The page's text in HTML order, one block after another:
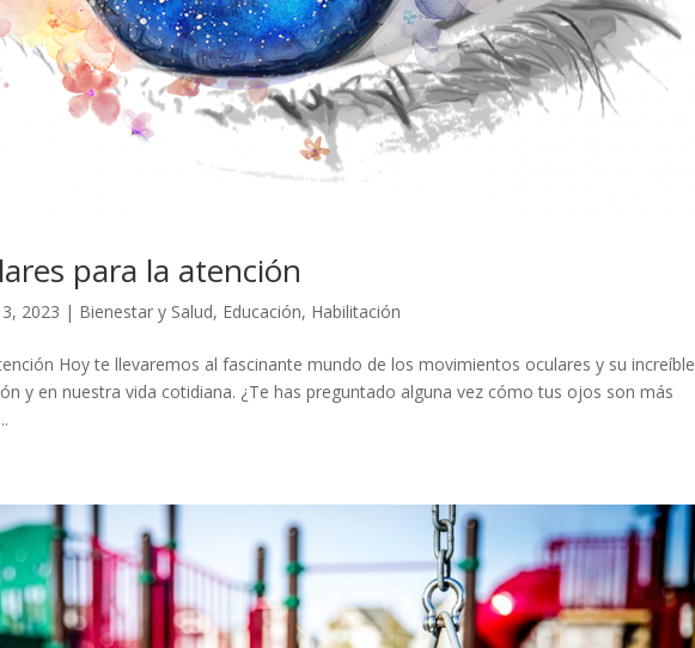
para la atención
2023 | Bienestar y Salud, Educación, Habilitación
Hoy te llevaremos al fascinante mundo de los movimientos oculares y su increíble
y en nuestra vida cotidiana. ¿Te has preguntado alguna vez cómo tus ojos son más